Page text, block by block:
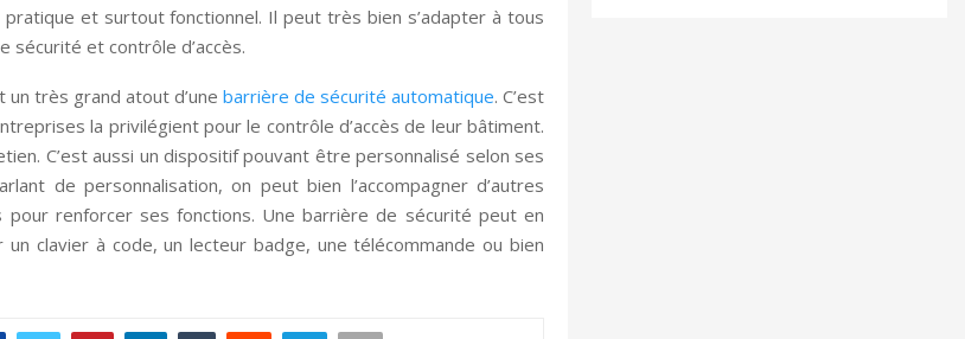
et surtout fonctionnel. Il peut très bien s’adapter à tous
sécurité et contrôle d’accès.
un très grand atout d’une barrière de sécurité automatique. C’est
la privilégient pour le contrôle d’accès de leur bâtiment.
C’est aussi un dispositif pouvant être personnalisé selon ses
de personnalisation, on peut bien l’accompagner d’autres
pour renforcer ses fonctions. Une barrière de sécurité peut en
clavier à code, un lecteur badge, une télécommande ou bien